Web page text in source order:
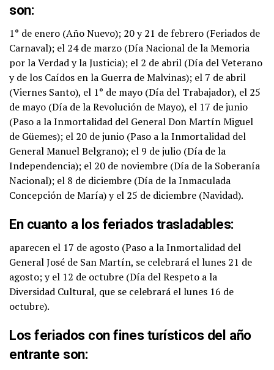
son:
1° de enero (Año Nuevo); 20 y 21 de febrero (Feriados de
Carnaval); el 24 de marzo (Día Nacional de la Memoria
por la Verdad y la Justicia); el 2 de abril (Día del Veterano
y de los Caídos en la Guerra de Malvinas); el 7 de abril
(Viernes Santo), el 1° de mayo (Día del Trabajador), el 25
de mayo (Día de la Revolución de Mayo), el 17 de junio
(Paso a la Inmortalidad del General Don Martín Miguel
de Güemes); el 20 de junio (Paso a la Inmortalidad del
General Manuel Belgrano); el 9 de julio (Día de la
Independencia); el 20 de noviembre (Día de la Soberanía
Nacional); el 8 de diciembre (Día de la Inmaculada
Concepción de María) y el 25 de diciembre (Navidad).
En cuanto a los feriados trasladables:
aparecen el 17 de agosto (Paso a la Inmortalidad del
General José de San Martín, se celebrará el lunes 21 de
agosto; y el 12 de octubre (Día del Respeto a la
Diversidad Cultural, que se celebrará el lunes 16 de
octubre).
Los feriados con fines turísticos del año
entrante son: